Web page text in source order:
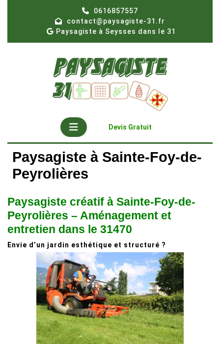
0616857557
contact@paysagiste-31.fr
Paysagiste à Seysses dans le 31
Open
Button
Devis Gratuit
Paysagiste à Sainte-Foy-de-
Peyrolières
Paysagiste créatif à Sainte-Foy-de-
Peyrolières – Aménagement et
entretien dans le 31470
Envie d’un jardin esthétique et structuré ?